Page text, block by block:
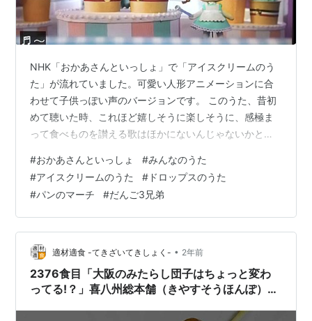
NHK「おかあさんといっしょ」で「アイスクリームのう
た」が流れていました。可愛い人形アニメーションに合
わせて子供っぽい声のバージョンです。 このうた、昔初
めて聴いた時、これほど嬉しそうに楽しそうに、感極ま
って食べものを讃える歌はほかにないんじゃないかと、
調べたら、どうやら7代目 歌のおねえさんの小鳩くるみ
さんが歌っていたバージョンのようです。 youtu.be 他に
も食べもののうたで、記憶に残っているうたが幾つかあ
ります。 「ドロップスのうた」第19代 うたのおねえさん
はいだしょうこさんバージョンです。 youtu.be 「パンの
マーチ」ぺ…
#おかあさんといっしょ #みんなのうた
#アイスクリームのうた # ドロップスのうた
#パンのマーチ #だんご3兄弟
適材適食 -てきざいてきしょく- • 2年前
2376食目「大阪のみたらし団子はちょっと変わ
ってる!？」喜八州総本舗（きやすそうほんぽ）の